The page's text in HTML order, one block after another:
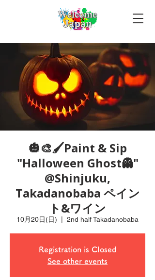
🎃🎨🖌Paint & Sip
"Halloween Ghost👻"
@Shinjuku,
Takadanobaba ペイン
ト&ワイン
10月20日(日) 2nd half Takadanobaba
Registration is Closed
See other events